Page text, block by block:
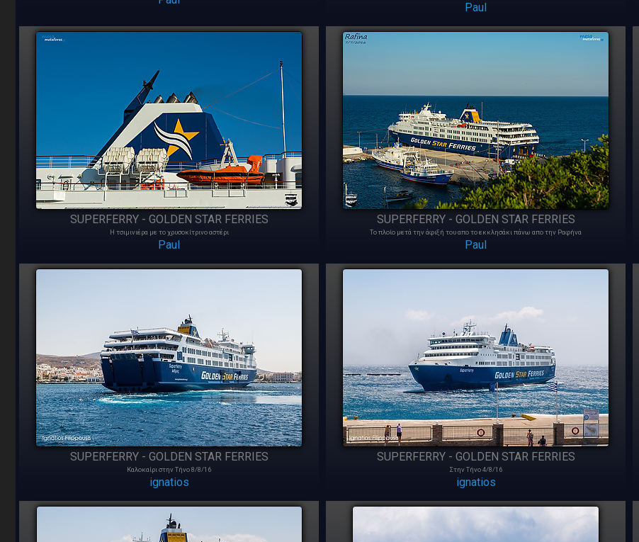
Paul
SUPERFERRY - GOLDEN STAR FERRIES
Η τσιμινιέρα με το χρυσοκίτρινο αστέρι
Paul
SUPERFERRY - GOLDEN STAR FERRIES
Το πλοίο μετά την άφιξή του απο το εκκλησάκι πάνω απο την Ραφήνα
Paul
SUPERFERRY - GOLDEN STAR FERRIES
Καλοκαίρι στην Τήνο 8/8/16
ignatios
SUPERFERRY - GOLDEN STAR FERRIES
Στην Τήνο 4/8/16
ignatios